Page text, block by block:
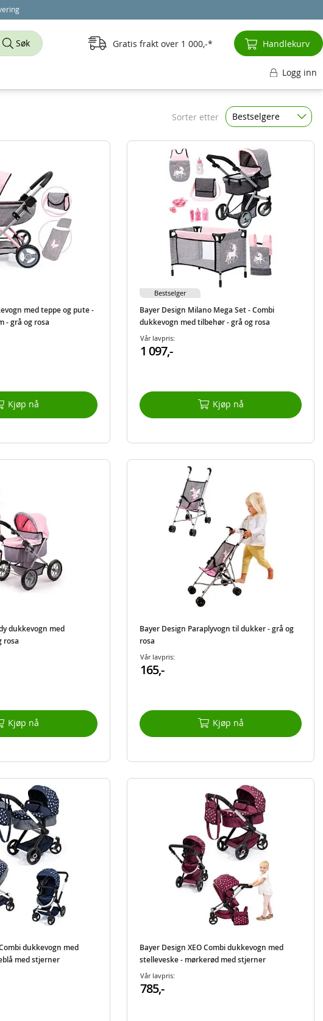
Sorter etter Bestselgere
med teppe og pute -
- grå og rosa
Kjøp nå
Bayer Design Milano Mega Set - Combi
dukkevogn med tilbehør - grå og rosa
Vår lavpris:
1 097,-
Kjøp nå
Bestselger
dukkevogn med
rosa
Kjøp nå
Bayer Design Paraplyvogn til dukker - grå og
rosa
Vår lavpris:
165,-
Kjøp nå
dukkevogn med
med stjerner
Bayer Design XEO Combi dukkevogn med
stelleveske - mørkerød med stjerner
Vår lavpris:
785,-
Søk Gratis frakt over 1 000,- Handlekurv
Logg inn